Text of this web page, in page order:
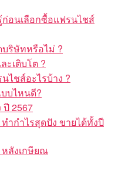
ก่อนเลือกซื้อแฟรนไชส์
บริษัทหรือไม่ ?
ะเติบโต ?
ไชส์อะไรบ้าง ?
บไหนดี?
2567
ำกำไรสุดปัง ขายได้ทั้งปี
ลังเกษียณ